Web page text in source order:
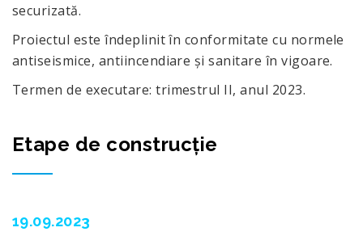
securizată.
Proiectul este îndeplinit în conformitate cu normele
antiseismice, antiincendiare şi sanitare în vigoare.
Termen de executare: trimestrul II, anul 2023.
Etape de construcție
19.09.2023